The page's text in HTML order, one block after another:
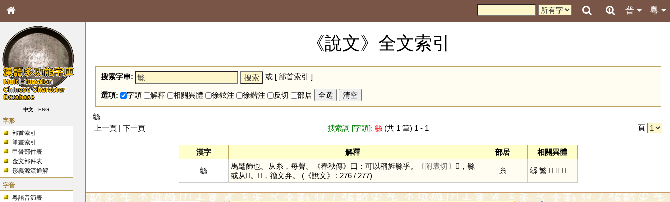
粵
普
中文 ENG
字形
部首索引
筆畫索引
甲骨部件表
金文部件表
形義源流通解
字音
粵語音節表
《說文》全文索引
搜索字串: 或 [ 部首索引 ]
選項: 字頭 解釋 相關異體 徐鉉注 徐鍇注 反切 部居 全選 清空
䋣
上一頁 | 下一頁
搜索詞 [字頭]: 䋣 (共 1 筆) 1 - 1 頁
漢字 解釋 部居 相關異體
䋣
馬髦飾也。从糸，每聲。《春秋傳》曰：可以稱旌䋣乎。 〔附袁切〕 𦅳，䋣
或从𢍘。𢍘，籀文弁。 (《說文》 : 276 / 277)
糸 緐 繁 𦅳 𦃍 𥿋